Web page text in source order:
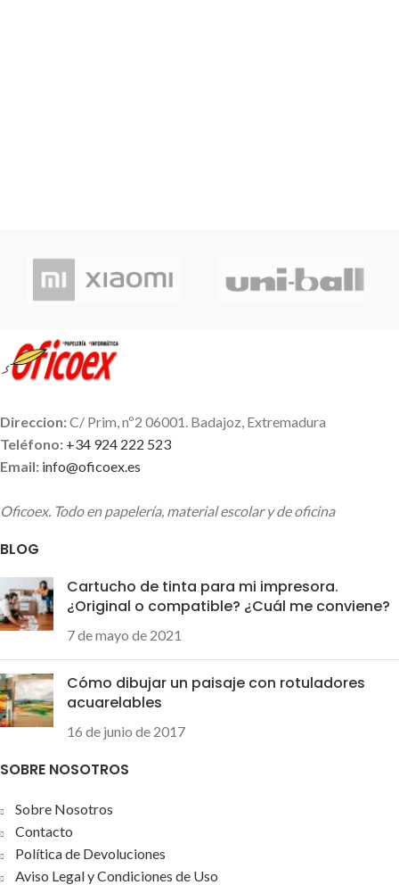
Direccion:C/ Prim, nº2 06001. Badajoz, Extremadura
Teléfono: +34 924 222 523
Email: info@oficoex.es
Oficoex. Todo en papelería, material escolar y de oficina
BLOG
Cartucho de tinta para mi impresora.
¿Original o compatible? ¿Cuál me conviene?
7 de mayo de 2021
Cómo dibujar un paisaje con rotuladores
acuarelables
16 de junio de 2017
SOBRE NOSOTROS
Sobre Nosotros
Contacto
Política de Devoluciones
Aviso Legal y Condiciones de Uso